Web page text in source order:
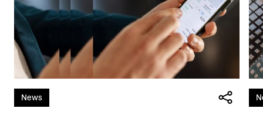
News